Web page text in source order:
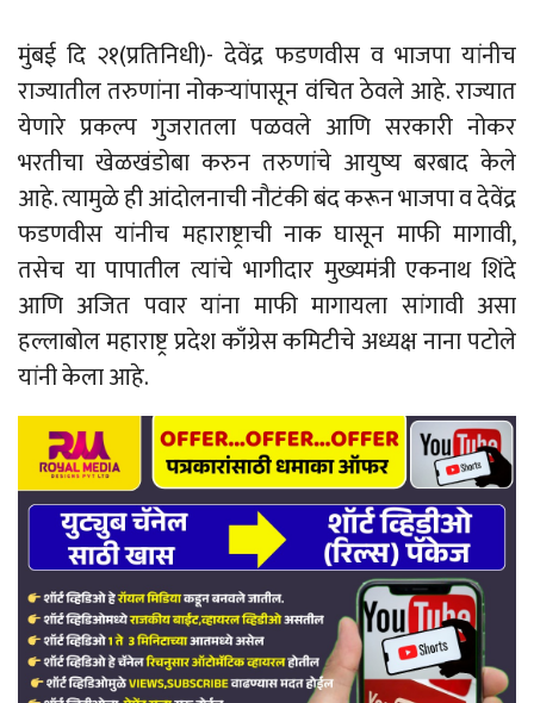
मुंबई दि २१(प्रतिनिधी)- देवेंद्र फडणवीस व भाजपा यांनीच
राज्यातील तरुणांना नोकऱ्यांपासून वंचित ठेवले आहे. राज्यात
येणारे प्रकल्प गुजरातला पळवले आणि सरकारी नोकर
भरतीचा खेळखंडोबा करुन तरुणांचे आयुष्य बरबाद केले
आहे. त्यामुळे ही आंदोलनाची नौटंकी बंद करून भाजपा व देवेंद्र
फडणवीस यांनीच महाराष्ट्राची नाक घासून माफी मागावी,
तसेच या पापातील त्यांचे भागीदार मुख्यमंत्री एकनाथ शिंदे
आणि अजित पवार यांना माफी मागायला सांगावी असा
हल्लाबोल महाराष्ट्र प्रदेश काँग्रेस कमिटीचे अध्यक्ष नाना पटोले
यांनी केला आहे.